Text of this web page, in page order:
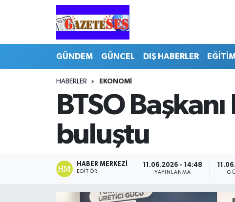
GÜNDEM GÜNCEL DIŞ HABERLER
HABERLER EKONOMİ
BTSO
buluştu
HABER MERKEZI
EDITÖR
11.06.2026 - 14:48
YAYINLANMA